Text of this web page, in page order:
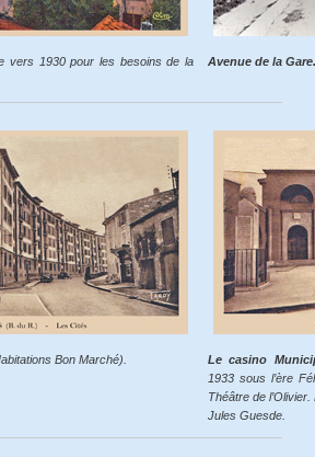
vers 1930 pour les besoins de la
Avenue de la Gare.
Bon Marché).
Le casino
1933 sous l’ère
Théâtre de
Jules Guesde.